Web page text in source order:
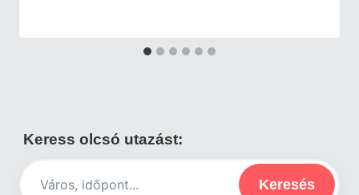
Keress olcsó utazást:
Keresés